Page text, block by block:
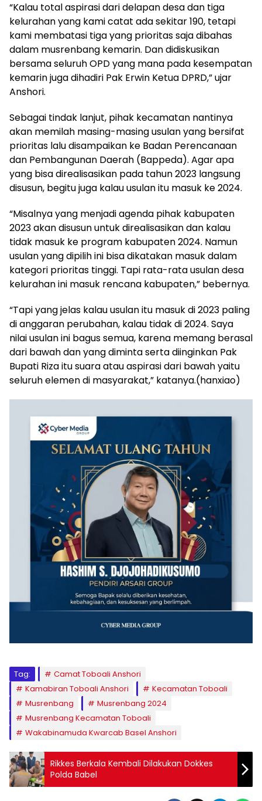
“Kalau total aspirasi dari delapan desa dan tiga
kelurahan yang kami catat ada sekitar 190, tetapi
kami membatasi tiga yang prioritas saja dibahas
dalam musrenbang kemarin. Dan didiskusikan
bersama seluruh OPD yang mana pada kesempatan
kemarin juga dihadiri Pak Erwin Ketua DPRD,” ujar
Anshori.
Sebagai tindak lanjut, pihak kecamatan nantinya
akan memilah masing-masing usulan yang bersifat
prioritas lalu disampaikan ke Badan Perencanaan
dan Pembangunan Daerah (Bappeda). Agar apa
yang bisa direalisasikan pada tahun 2023 langsung
disusun, begitu juga kalau usulan itu masuk ke 2024.
“Misalnya yang menjadi agenda pihak kabupaten
2023 akan disusun untuk direalisasikan dan kalau
tidak masuk ke program kabupaten 2024. Namun
usulan yang dipilih ini bisa dikatakan masuk dalam
kategori prioritas tinggi. Tapi rata-rata usulan desa
kelurahan ini masuk rencana kabupaten,” bebernya.
“Tapi yang jelas kalau usulan itu masuk di 2023 paling
di anggaran perubahan, kalau tidak di 2024. Saya
nilai usulan ini bagus semua, karena memang berasal
dari bawah dan yang diminta serta diinginkan Pak
Bupati Riza itu suara atau aspirasi dari bawah yaitu
seluruh elemen di masyarakat,” katanya.(hanxiao)
Tag:
Camat Toboali Anshori
Kamabiran Toboali Anshori
Kecamatan Toboali
Musrenbang
Musrenbang 2024
Musrenbang Kecamatan Toboali
Wakabinamuda Kwarcab Basel Anshori
Rikkes Berkala Kembali Dilakukan Dokkes
Polda Babel